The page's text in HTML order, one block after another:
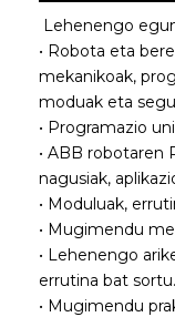
Lehenengo
• Robota eta
mekanikoak,
moduak eta
• Programazio
• ABB robotaren
nagusiak,
• Moduluak,
• Mugimendu
• Lehenengo
errutina bat sortu.
• Mugimendu